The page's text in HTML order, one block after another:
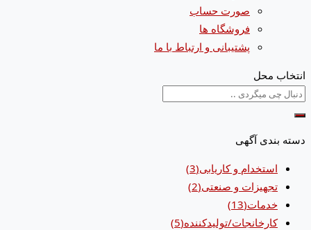
صورت حساب
فروشگاه ها
پشتیبانی و ارتباط با ما
انتخاب محل
دسته بندی آگهی
استخدام و کاریابی(3)
تجهیزات و صنعتی(2)
خدمات(13)
کارخانجات/تولیدکننده(5)